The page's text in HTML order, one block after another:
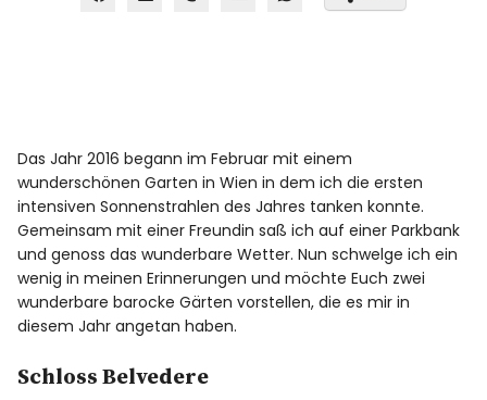
Das Jahr 2016 begann im Februar mit einem
wunderschönen Garten in Wien in dem ich die ersten
intensiven Sonnenstrahlen des Jahres tanken konnte.
Gemeinsam mit einer Freundin saß ich auf einer Parkbank
und genoss das wunderbare Wetter. Nun schwelge ich ein
wenig in meinen Erinnerungen und möchte Euch zwei
wunderbare barocke Gärten vorstellen, die es mir in
diesem Jahr angetan haben.
Schloss Belvedere